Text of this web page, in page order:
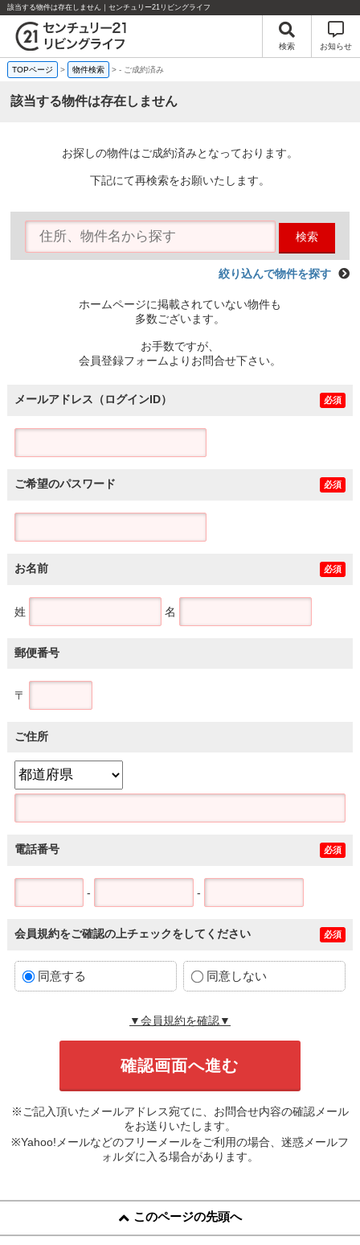
該当する物件は存在しません｜センチュリー21リビングライフ
検索 お知らせ
TOPページ > 物件検索 >- ご成約済み
該当する物件は存在しません
お探しの物件はご成約済みとなっております。
下記にて再検索をお願いたします。
検索
絞り込んで物件を探す
ホームページに掲載されていない物件も
多数ございます。
お手数ですが、
会員登録フォームよりお問合せ下さい。
メールアドレス（ログインID） 必須
ご希望のパスワード 必須
お名前 必須
姓 名
郵便番号
〒
ご住所
電話番号 必須
- -
会員規約をご確認の上チェックをしてください 必須
同意する 同意しない
▼会員規約を確認▼
※ご記入頂いたメールアドレス宛てに、お問合せ内容の確認メール
をお送りいたします。
※Yahoo!メールなどのフリーメールをご利用の場合、迷惑メールフ
ォルダに入る場合があります。
このページの先頭へ